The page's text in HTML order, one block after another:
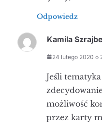
Odpowiedz
Kamila
24 lutego 2020 o
Jeśli
możliwość
przez karty